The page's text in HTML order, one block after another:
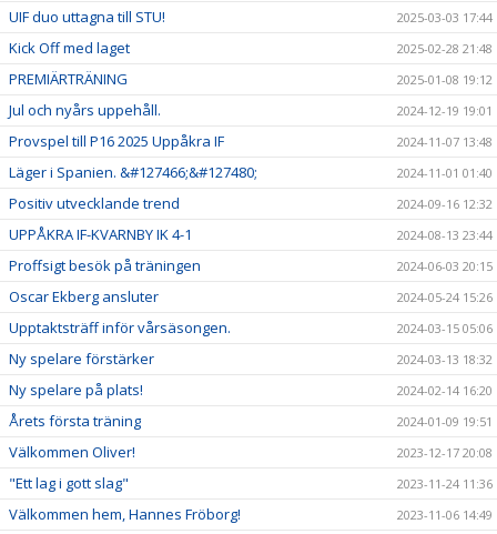
UIF duo uttagna till STU! 2025-03-03 17:44
Kick Off med laget 2025-02-28 21:48
PREMIÄRTRÄNING 2025-01-08 19:12
Jul och nyårs uppehåll. 2024-12-19 19:01
Provspel till P16 2025 Uppåkra IF 2024-11-07 13:48
Läger i Spanien. &#127466;&#127480; 2024-11-01 01:40
Positiv utvecklande trend 2024-09-16 12:32
UPPÅKRA IF-KVARNBY IK 4-1 2024-08-13 23:44
Proffsigt besök på träningen 2024-06-03 20:15
Oscar Ekberg ansluter 2024-05-24 15:26
Upptaktsträff inför vårsäsongen. 2024-03-15 05:06
Ny spelare förstärker 2024-03-13 18:32
Ny spelare på plats! 2024-02-14 16:20
Årets första träning 2024-01-09 19:51
Välkommen Oliver! 2023-12-17 20:08
"Ett lag i gott slag" 2023-11-24 11:36
Välkommen hem, Hannes Fröborg! 2023-11-06 14:49